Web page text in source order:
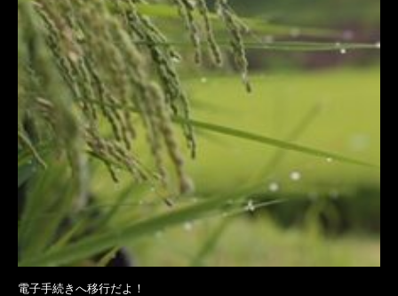
電子手続きへ移行だよ！